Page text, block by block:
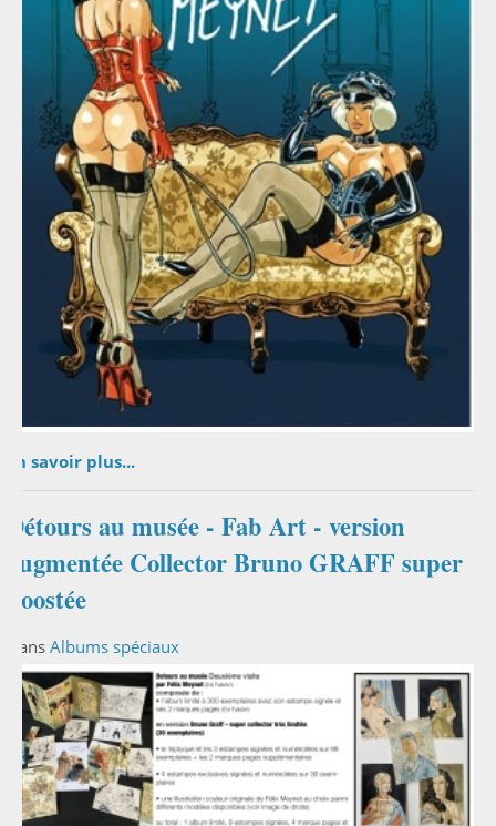
En savoir plus...
Détours au musée - Fab Art - version
augmentée Collector Bruno GRAFF super
boostée
Dans Albums spéciaux